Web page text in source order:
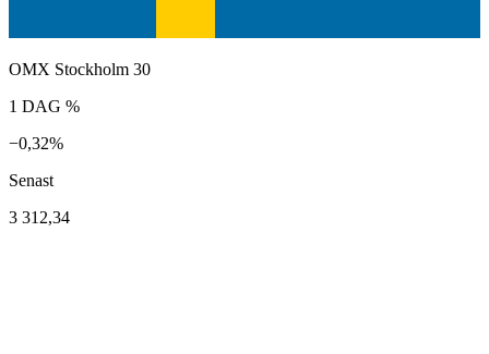
OMX Stockholm 30
1 DAG %
−0,32%
Senast
3 312,34